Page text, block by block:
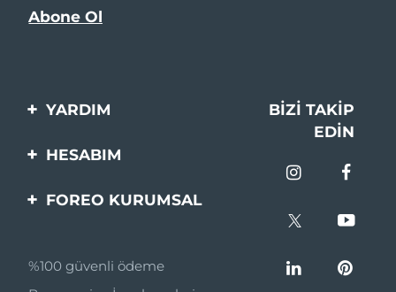
YARDIM
Bi̇zi̇mle İleti̇şi̇me Geçi̇n
BIZI TAKIP
EDIN
HESABIM
Ürün Kaydı
FOREO KURUMSAL
Ortaklik Programi
%100 güvenli ödeme